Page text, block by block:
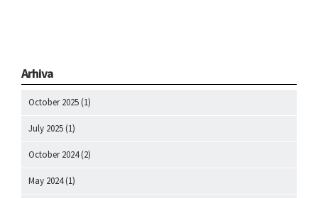
Arhiva
October 2025 (1)
July 2025 (1)
October 2024(2)
May 2024(1)